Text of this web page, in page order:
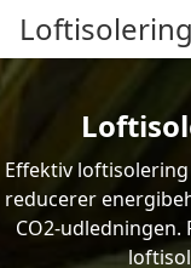
Effektiv
reducerer
CO2-